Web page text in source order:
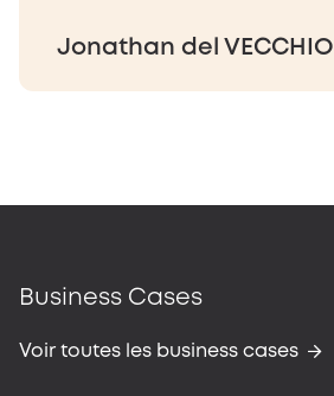
Jonathan del VECCHIO
Business Cases
Voir toutes les business cases